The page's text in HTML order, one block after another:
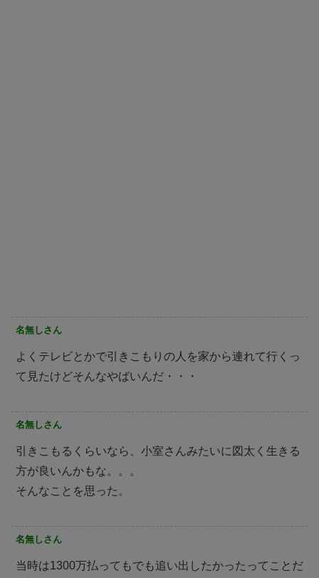
名無しさん
よくテレビとかで引きこもりの人を家から連れて行くっ
て見たけどそんなやばいんだ・・・
名無しさん
引きこもるくらいなら、小室さんみたいに図太く生きる
方が良いんかもな。。。
そんなことを思った。
名無しさん
当時は1300万払ってもでも追い出したかったってことだ